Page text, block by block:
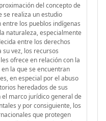
del concepto de
se realiza un estudio
los pueblos indígenas
naturaleza, especialmente
entre los derechos
vez, los recursos
ofrece en relación con la
la que se encuentran
en especial por el abuso
heredados de sus
marco jurídico general de
y por consiguiente, los
que protegen